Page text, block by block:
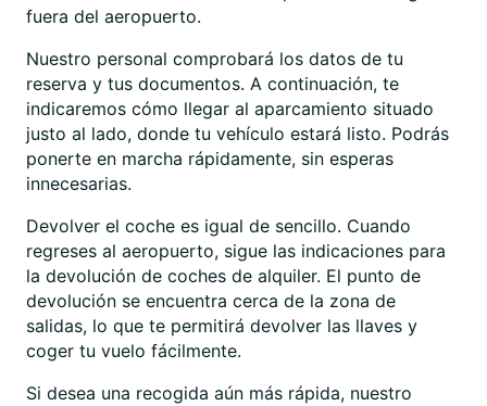
fuera del aeropuerto.
Nuestro personal comprobará los datos de tu
reserva y tus documentos. A continuación, te
indicaremos cómo llegar al aparcamiento situado
justo al lado, donde tu vehículo estará listo. Podrás
ponerte en marcha rápidamente, sin esperas
innecesarias.
Devolver el coche es igual de sencillo. Cuando
regreses al aeropuerto, sigue las indicaciones para
la devolución de coches de alquiler. El punto de
devolución se encuentra cerca de la zona de
salidas, lo que te permitirá devolver las llaves y
coger tu vuelo fácilmente.
Si desea una recogida aún más rápida, nuestro